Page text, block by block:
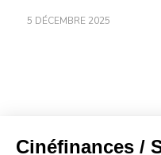
5 DÉCEMBRE 2025